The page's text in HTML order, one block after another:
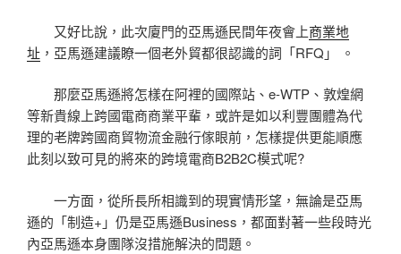
又好比說，此次廈門的亞馬遜民間年夜會上商業地
址 ，亞馬遜建議瞭一個老外貿都很認識的詞「RFQ」 。
那麼亞馬遜將怎樣在阿裡的國際站、e-WTP、敦煌網
等新貴線上跨國電商商業平輩，或許是如以利豐團體為代
理的老牌跨國商貿物流金融行傢眼前，怎樣提供更能順應
此刻以致可見的將來的跨境電商B2B2C模式呢?
一方面，從所長所相識到的現實情形望，無論是亞馬
遜的「制造+」仍是亞馬遜Business，都面對著一些段時光
內亞馬遜本身團隊沒措施解決的問題。